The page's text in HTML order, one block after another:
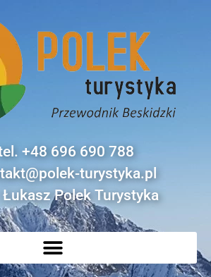
+48 696 690 788
turystyka.pl
Łukasz Polek Turystyka